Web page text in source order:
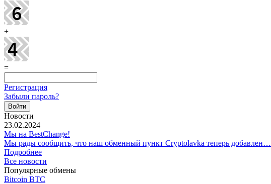
+
=
Регистрация
Забыли пароль?
Новости
23.02.2024
Мы на BestChange!
Мы рады сообщить, что наш обменный пункт Cryptolavka теперь добавлен…
Подробнее
Все новости
Популярные обмены
Bitcoin BTC